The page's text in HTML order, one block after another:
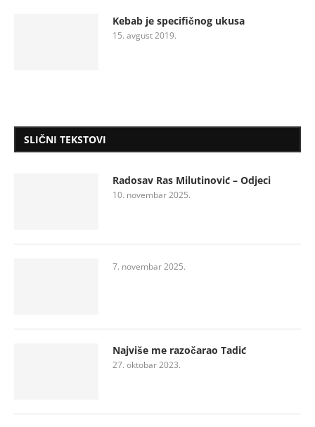
Kebab je specifičnog ukusa
15. avgust 2019.
SLIČNI TEKSTOVI
Radosav Ras Milutinović – Odjeci
10. novembar 2025.
7. novembar 2025.
Najviše me razočarao Tadić
27. oktobar 2023.